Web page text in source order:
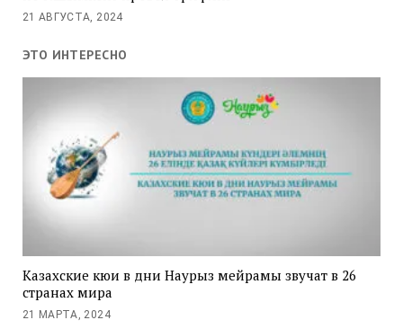
21 АВГУСТА, 2024
ЭТО ИНТЕРЕСНО
Казахские кюи в дни Наурыз мейрамы звучат в 26
странах мира
21 МАРТА, 2024